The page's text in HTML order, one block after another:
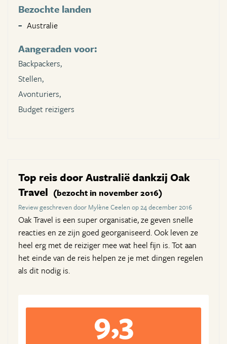
Bezochte landen
Australie
Aangeraden voor:
Backpackers,
Stellen,
Avonturiers,
Budget reizigers
Top reis door Australië dankzij Oak
Travel (bezocht in november 2016)
Review geschreven door Mylène Ceelen op 24 december 2016
Oak Travel is een super organisatie, ze geven snelle
reacties en ze zijn goed georganiseerd. Ook leven ze
heel erg met de reiziger mee wat heel fijn is. Tot aan
het einde van de reis helpen ze je met dingen regelen
als dit nodig is.
9,3